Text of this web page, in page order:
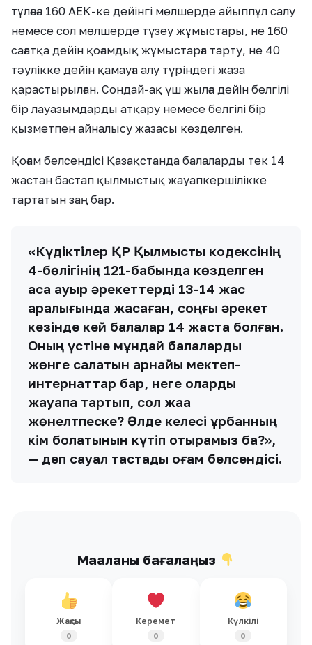
тұлғаға 160 АЕК-ке дейінгі мөлшерде айыппұл салу
немесе сол мөлшерде түзеу жұмыстары, не 160
сағатқа дейін қоғамдық жұмыстарға тарту, не 40
тәулікке дейін қамауға алу түріндегі жаза
қарастырылған. Сондай-ақ үш жылға дейін белгілі
бір лауазымдарды атқару немесе белгілі бір
қызметпен айналысу жазасы көзделген.
Қоғам белсендісі Қазақстанда балаларды тек 14
жастан бастап қылмыстық жауапкершілікке
тартатын заң бар.
«Күдіктілер ҚР Қылмыстық кодексінің
4-бөлігінің 121-бабында көзделген
аса ауыр әрекеттерді 13-14 жас
аралығында жасаған, соңғы әрекет
кезінде кей балалар 14 жаста болған.
Оның үстіне мұндай балаларды
жөнге салатын арнайы мектеп-
интернаттар бар, неге оларды
жауапқа тартып, сол жаққа
жөнелтпеске? Әлде келесі құрбанның
кім болатынын күтіп отырамыз ба?»,
— деп сауал тастады қоғам белсендісі.
Мақаланы бағалаңыз
Жақсы
0
Керемет
0
Күлкілі
0